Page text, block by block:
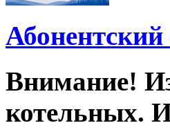
Внимание!
котельных.